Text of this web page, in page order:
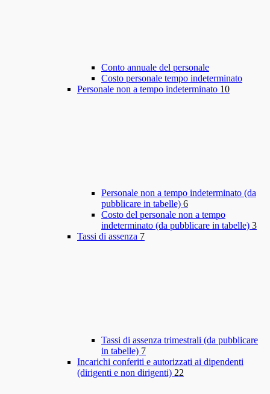
Conto annuale del personale
Costo personale tempo indeterminato
Personale non a tempo indeterminato 10
Personale non a tempo indeterminato (da
pubblicare in tabelle) 6
Costo del personale non a tempo
indeterminato (da pubblicare in tabelle) 3
Tassi di assenza 7
Tassi di assenza trimestrali (da pubblicare
in tabelle) 7
Incarichi conferiti e autorizzati ai dipendenti
(dirigenti e non dirigenti) 22